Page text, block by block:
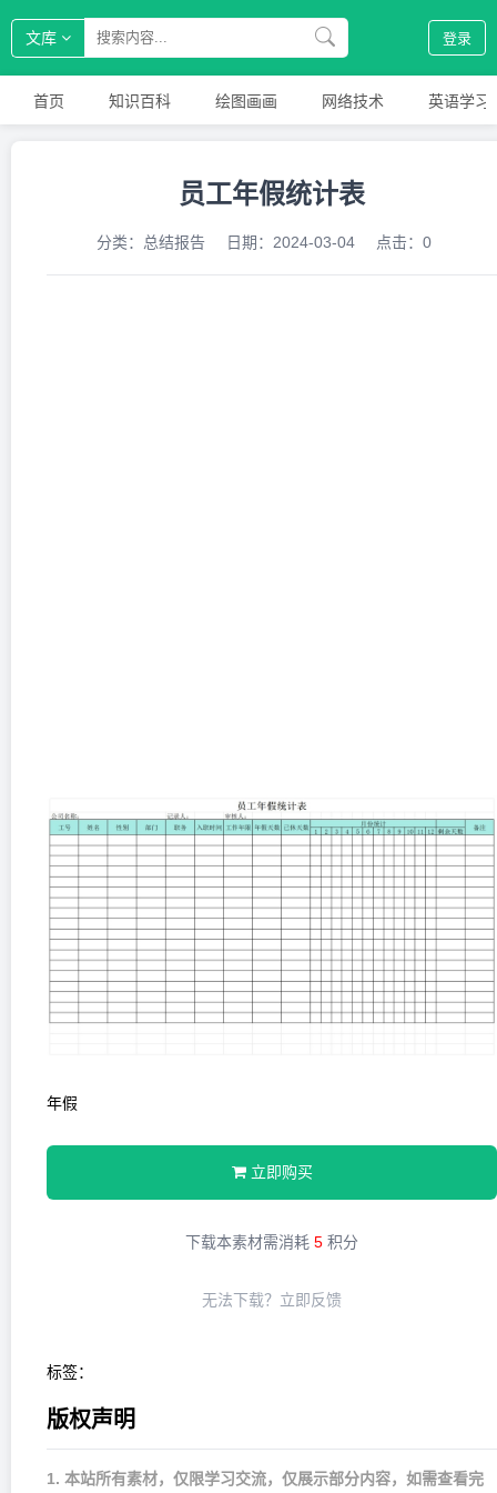
文库 登录
首页 知识百科 绘图画画 网络技术 英语学习
员工年假统计表
分类： 总结报告 日期： 2024-03-04 点击： 0
年假
立即购买
下载本素材需消耗 5 积分
无法下载？ 立即反馈
标签：
版权声明
1. 本站所有素材，仅限学习交流，仅展示部分内容，如需查看完